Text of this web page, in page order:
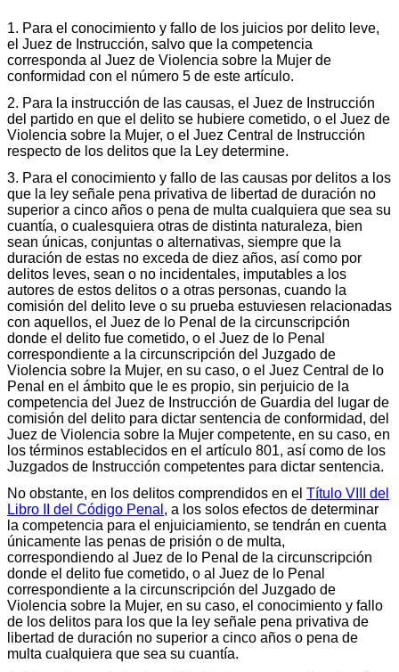
1. Para el conocimiento y fallo de los juicios por delito leve,
el Juez de Instrucción, salvo que la competencia
corresponda al Juez de Violencia sobre la Mujer de
conformidad con el número 5 de este artículo.
2. Para la instrucción de las causas, el Juez de Instrucción
del partido en que el delito se hubiere cometido, o el Juez de
Violencia sobre la Mujer, o el Juez Central de Instrucción
respecto de los delitos que la Ley determine.
3. Para el conocimiento y fallo de las causas por delitos a los
que la ley señale pena privativa de libertad de duración no
superior a cinco años o pena de multa cualquiera que sea su
cuantía, o cualesquiera otras de distinta naturaleza, bien
sean únicas, conjuntas o alternativas, siempre que la
duración de estas no exceda de diez años, así como por
delitos leves, sean o no incidentales, imputables a los
autores de estos delitos o a otras personas, cuando la
comisión del delito leve o su prueba estuviesen relacionadas
con aquellos, el Juez de lo Penal de la circunscripción
donde el delito fue cometido, o el Juez de lo Penal
correspondiente a la circunscripción del Juzgado de
Violencia sobre la Mujer, en su caso, o el Juez Central de lo
Penal en el ámbito que le es propio, sin perjuicio de la
competencia del Juez de Instrucción de Guardia del lugar de
comisión del delito para dictar sentencia de conformidad, del
Juez de Violencia sobre la Mujer competente, en su caso, en
los términos establecidos en el artículo 801, así como de los
Juzgados de Instrucción competentes para dictar sentencia.
No obstante, en los delitos comprendidos en el Título VIII del
Libro II del Código Penal , a los solos efectos de determinar
la competencia para el enjuiciamiento, se tendrán en cuenta
únicamente las penas de prisión o de multa,
correspondiendo al Juez de lo Penal de la circunscripción
donde el delito fue cometido, o al Juez de lo Penal
correspondiente a la circunscripción del Juzgado de
Violencia sobre la Mujer, en su caso, el conocimiento y fallo
de los delitos para los que la ley señale pena privativa de
libertad de duración no superior a cinco años o pena de
multa cualquiera que sea su cuantía.